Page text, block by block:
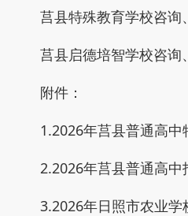
莒县特殊教育学校咨
莒县启德培智学校咨
附件：
1.2026年莒县普通高
2.2026年莒县普通高中
3.2026年日照市农业